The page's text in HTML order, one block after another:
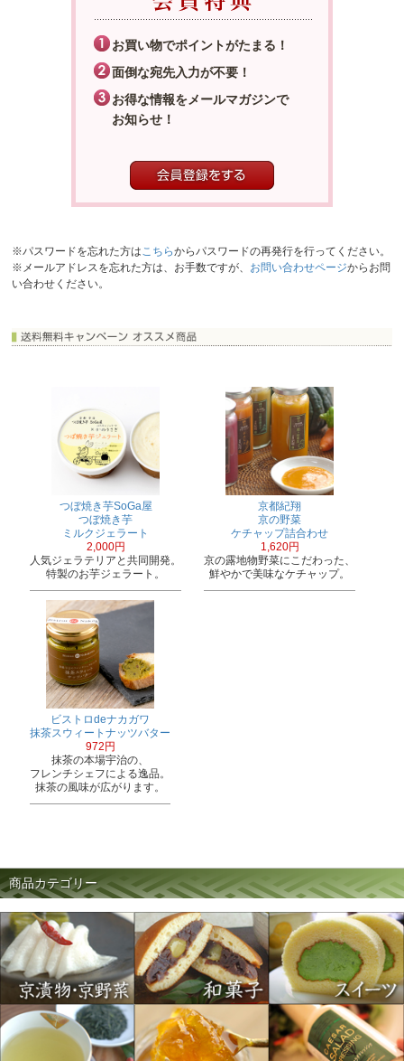
お買い物でポイントがたまる！
面倒な宛先入力が不要！
お得な情報をメールマガジンで
お知らせ！
※パスワードを忘れた方はこちらからパスワードの再発行を行ってください。
※メールアドレスを忘れた方は、お手数ですが、 お問い合わせページからお問
い合わせください。
つぼ焼き芋SoGa屋
つぼ焼き芋
ミルクジェラート
2,000円
人気ジェラテリアと共同開発。
特製のお芋ジェラート。
京都紀翔
京の野菜
ケチャップ詰合わせ
1,620円
京の露地物野菜にこだわった、
鮮やかで美味なケチャップ。
ビストロdeナカガワ
抹茶スウィートナッツバター
972円
抹茶の本場宇治の、
フレンチシェフによる逸品。
抹茶の風味が広がります。
商品カテゴリー